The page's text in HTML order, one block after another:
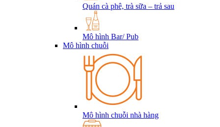
Quán cà phê, trà sữa – trả sau
Mô hình Bar/ Pub
Mô hình chuỗi
Mô hình chuỗi nhà hàng